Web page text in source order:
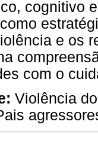
cognitivo
e os
com o
Violência